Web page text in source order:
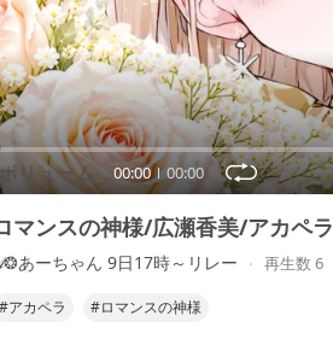
00:00 00:00
マンスの神様/広瀬香美/アカペラ
あーちゃん 9日17時～リレー 再生数 6
#アカペラ #ロマンスの神様